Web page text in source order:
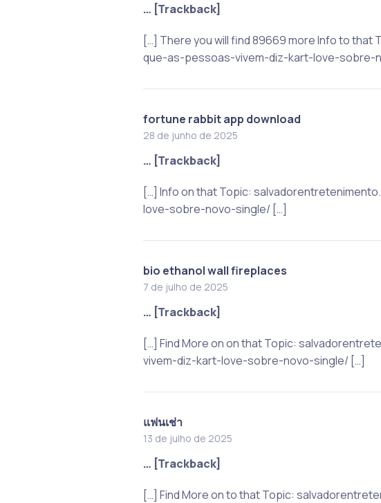
… [Trackback]
[…] There you will find 89669 more Info to
que-as-pessoas-vivem-diz-kart-love-sobre-
fortune rabbit app download
28 de junho de 2025
… [Trackback]
[…] Info on that Topic:
love-sobre-novo-single/ […]
bio ethanol wall fireplaces
7 de julho de 2025
… [Trackback]
[…] Find More on on that Topic:
vivem-diz-kart-love-sobre-novo-single/ […]
แฟนเช่า
13 de julho de 2025
… [Trackback]
[…] Find More on to that Topic: